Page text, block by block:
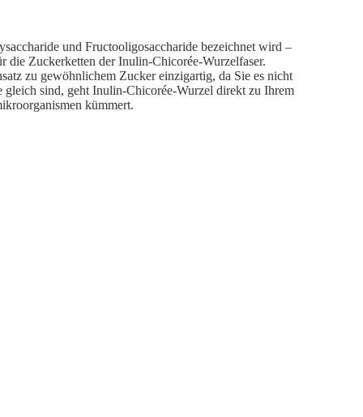
und Fructooligosaccharide bezeichnet wird –
die Zuckerketten der Inulin-Chicorée-Wurzelfaser.
zu gewöhnlichem Zucker einzigartig, da Sie es nicht
gleich sind, geht Inulin-Chicorée-Wurzel direkt zu Ihrem
kümmert.